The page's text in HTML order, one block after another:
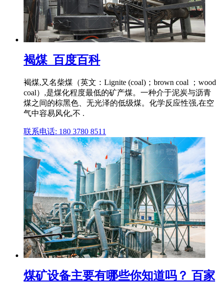
褐煤_百度百科
褐煤,又名柴煤（英文：Lignite (coal)；brown coal ；wood
coal）,是煤化程度最低的矿产煤。一种介于泥炭与沥青
煤之间的棕黑色、无光泽的低级煤。化学反应性强,在空
气中容易风化,不 .
联系电话: 180 3780 8511
煤矿设备主要有哪些你知道吗？ 百家